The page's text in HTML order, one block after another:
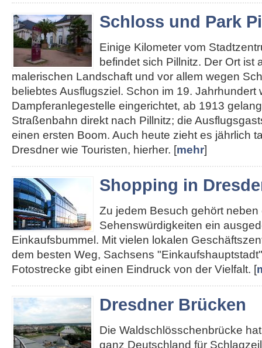
Schloss und Park
Einige Kilometer vom
befindet sich Pillnitz. Der Ort ist
malerischen Landschaft und vor allem wegen
beliebtes Ausflugsziel. Schon im 19. Jahrhundert
Dampferanlegestelle eingerichtet, ab 1913
Straßenbahn direkt nach Pillnitz; die
einen ersten Boom. Auch heute zieht es jährlich
Dresdner wie Touristen, hierher. [mehr]
Shopping in
Zu jedem Besuch gehört neben
Sehenswürdigkeiten ein
Einkaufsbummel. Mit vielen lokalen
dem besten Weg, Sachsens
Fotostrecke gibt einen Eindruck von der Vielfalt. [
Dresdner Brücken
Die Waldschlösschenbrücke
ganz Deutschland für